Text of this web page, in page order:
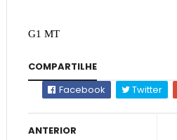
G1 MT
COMPARTILHE
Facebook
Twitter
ANTERIOR